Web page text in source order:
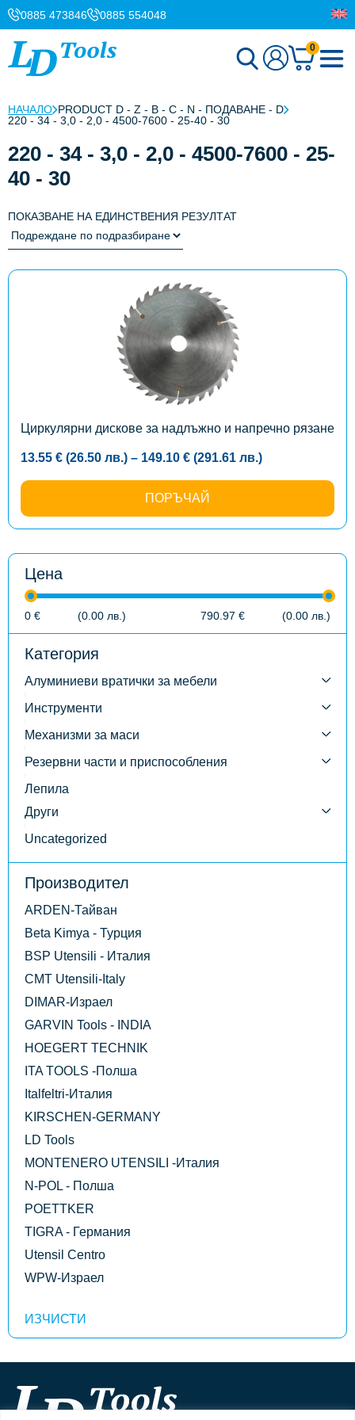
0885 473846 0885 554048
0
НАЧАЛО PRODUCT D - Z - B - C - N - ПОДАВАНЕ - D
220 - 34 - 3,0 - 2,0 - 4500-7600 - 25-40 - 30
220 - 34 - 3,0 - 2,0 - 4500-7600 - 25-
40 - 30
ПОКАЗВАНЕ НА ЕДИНСТВЕНИЯ РЕЗУЛТАТ
Циркулярни дискове за надлъжно и напречно рязане
13.55 € (26.50 лв.) – 149.10 € (291.61 лв.)Price
13.55 €
through
149.10 €
лв.)
ПОРЪЧАЙ
the
product
page
Цена
0 € (0.00 лв. ) 790.97 € (0.00 лв. )
Категория
Алуминиеви вратички за мебели
Инструменти
Механизми за маси
Резервни части и приспособления
Лепила
Други
Uncategorized
Производител
ARDEN-Тайван
Beta Kimya - Турция
BSP Utensili - Италия
CMT Utensili-Italy
DIMAR-Израел
GARVIN Tools - INDIA
HOEGERT TECHNIK
ITA TOOLS -Полша
Italfeltri-Италия
KIRSCHEN-GERMANY
LD Tools
MONTENERO UTENSILI -Италия
N-POL - Полша
POETTKER
TIGRA - Германия
Utensil Centro
WPW-Израел